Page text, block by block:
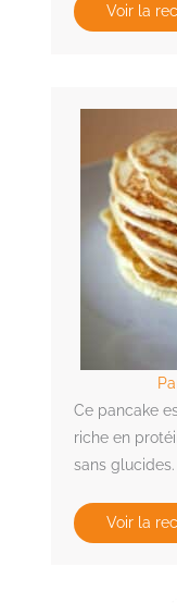
Voir la
Ce pancake
riche en
sans glucides.
Voir la